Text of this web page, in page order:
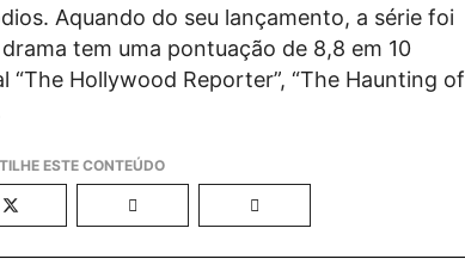
Aquando do seu lançamento, a série foi
tem uma pontuação de 8,8 em 10
“The Hollywood Reporter”, “The Haunting of